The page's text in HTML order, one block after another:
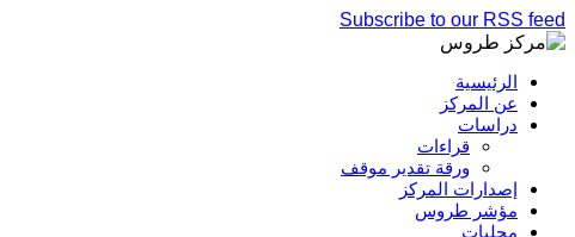
Subscribe to our RSS feed
الرئيسية
عن المركز
دراسات
قراءات
ورقة تقدير موقف
إصدارات المركز
مؤشر طروس
محليات